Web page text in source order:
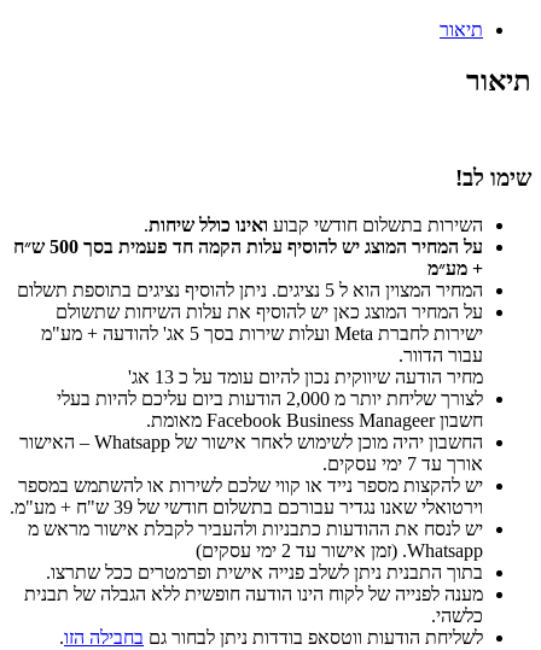
רשמי
תיאור
תיאור
שימו לב!
השירות בתשלום חודשי קבוע ואינו כולל שיחות.
על המחיר המוצג יש להוסיף עלות הקמה חד פעמית בסך 500 ש״ח
+ מע״מ
המחיר המצוין הוא ל 5 נציגים. ניתן להוסיף נציגים בתוספת תשלום
על המחיר המוצג כאן יש להוסיף את עלות השיחות שתשולם
ישירות לחברת Meta ועלות שירות בסך 5 אג' להודעה + מע"מ
עבור הדוור.
מחיר הודעה שיווקית נכון להיום עומד על כ 13 אג'
לצורך שליחת יותר מ 2,000 הודעות ביום עליכם להיות בעלי
חשבון Facebook Business Manageer מאומת.
החשבון יהיה מוכן לשימוש לאחר אישור של Whatsapp – האישור
אורך עד 7 ימי עסקים.
יש להקצות מספר נייד או קווי שלכם לשירות או להשתמש במספר
וירטואלי שאנו נגדיר עבורכם בתשלום חודשי של 39 ש"ח + מע"מ.
יש לנסח את ההודעות כתבניות ולהעביר לקבלת אישור מראש מ
Whatsapp. (זמן אישור עד 2 ימי עסקים)
בתוך התבנית ניתן לשלב פנייה אישית ופרמטרים ככל שתרצו.
מענה לפנייה של לקוח הינו הודעה חופשית ללא הגבלה של תבנית
כלשהי.
לשליחת הודעות ווטסאפ בודדות ניתן לבחור גם בחבילה הזו.